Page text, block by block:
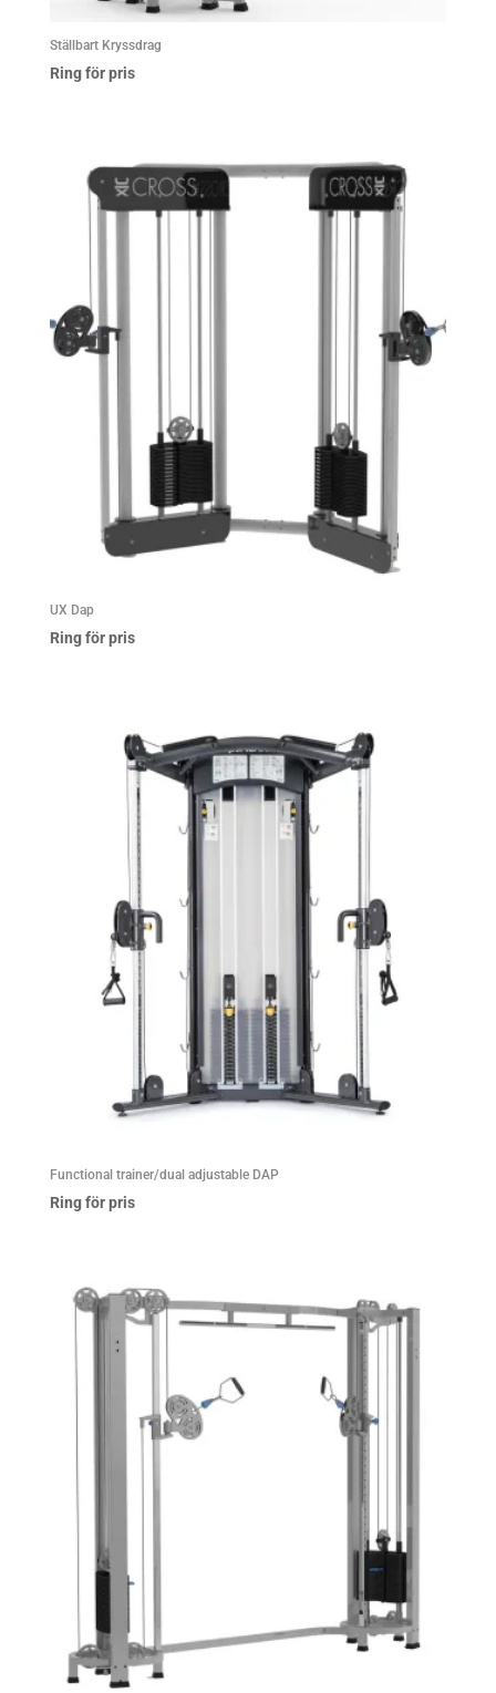
Ställbart Kryssdrag
Ring för pris
UX Dap
Ring för pris
Functional trainer/dual adjustable DAP
Ring för pris